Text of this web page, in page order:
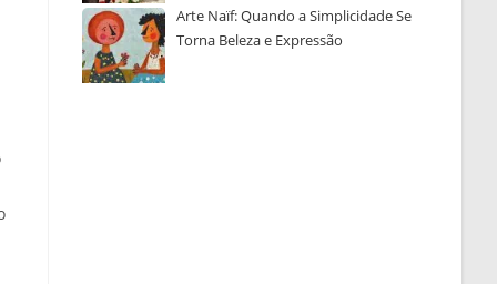
Arte Naïf: Quando a Simplicidade Se
Torna Beleza e Expressão